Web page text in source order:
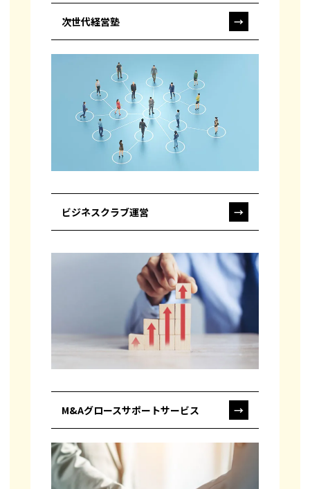
次世代経営塾 →
ビジネスクラブ運営 →
M&Aグロースサポートサービス →